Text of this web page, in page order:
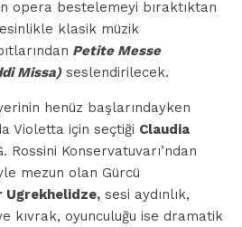
opera bestelemeyi bıraktıktan
klasik müzik
Petite Messe
Missa)seslendirilecek.
henüz başlarındayken
Violetta için seçtiği Claudia
Rossini Konservatuvarı’ndan
mezun olan Gürcü
Ugrekhelidze, sesi aydınlık,
kıvrak, oyunculuğu ise dramatik